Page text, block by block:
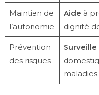
Maintien de
l’autonomie
Aide à
dignité
Prévention
des risques
Surveille
maladies.